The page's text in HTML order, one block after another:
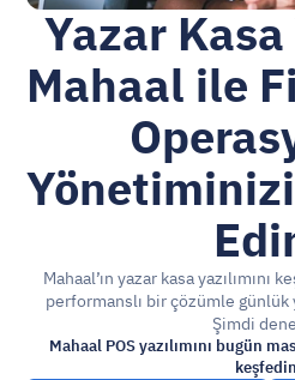
Yazar Kasa
Mahaal ile
Mahaal’ın yazar kasa
performanslı bir çözümle
Şimdi
Mahaal POS yazılımını bugün